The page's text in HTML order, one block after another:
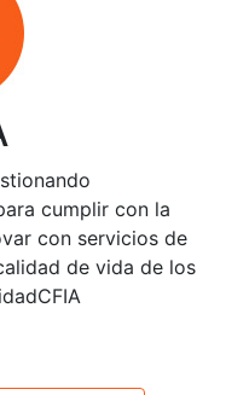
cumplir con la
con servicios de
de vida de los